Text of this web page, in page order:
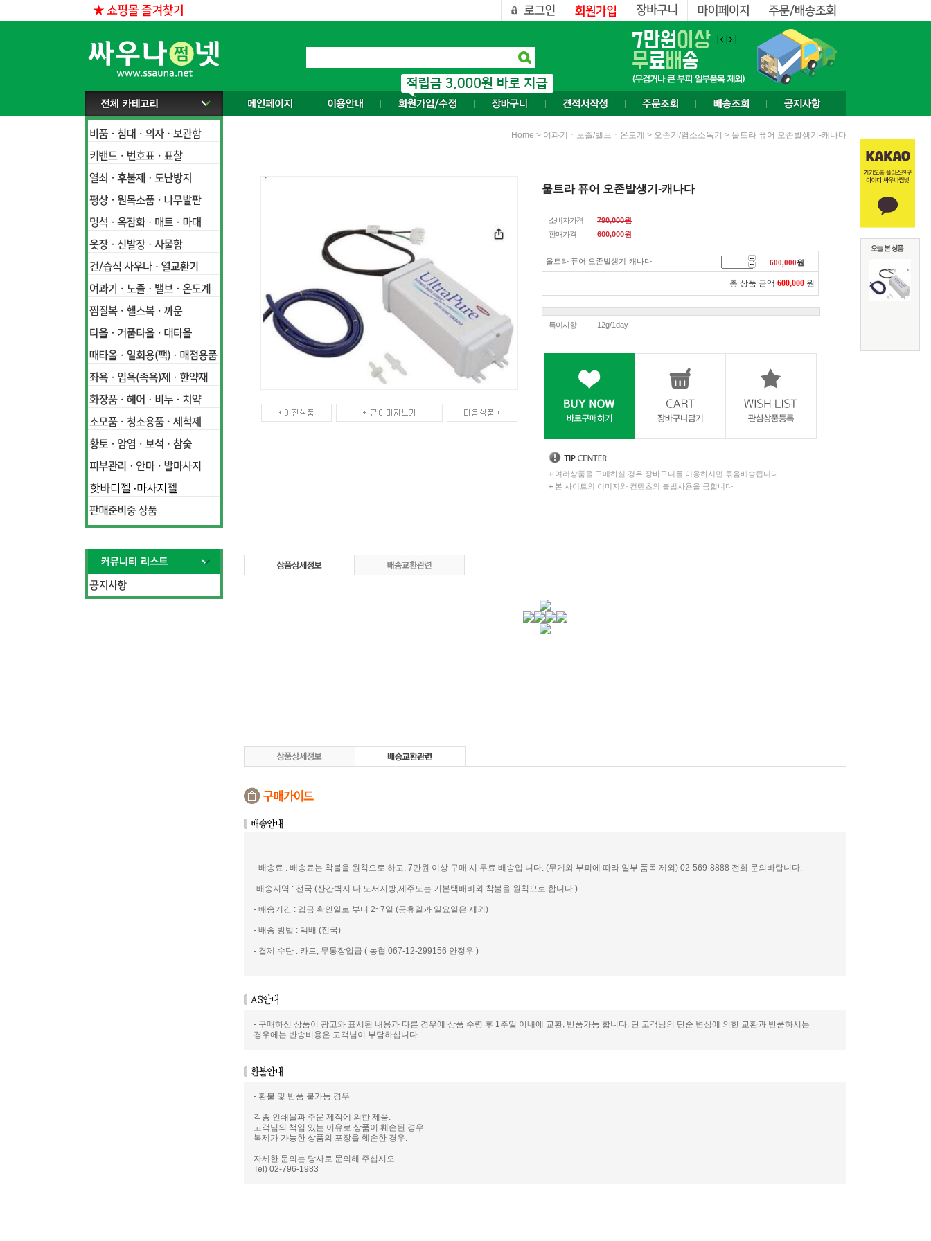
Home > 여과기ㆍ노즐/밸브ㆍ온도계 > 오존기/염소소독기 > 울트라 퓨어 오존발생기-캐나다
울트라 퓨어 오존발생기-캐나다
소비자가격
790,000원
판매가격
600,000원
울트라 퓨어 오존발생기-캐나다 600,000원
총 상품 금액 600,000 원
특이사항 12g/1day
+ 여러상품을 구매하실 경우 장바구니를 이용하시면 묶음배송됩니다.
+ 본 사이트의 이미지와 컨텐츠의 불법사용을 금합니다.
- 배송료 : 배송료는 착불을 원칙으로 하고, 7만원 이상 구매 시 무료 배송입 니다. (무게와 부피에 따라 일부 품목 제외) 02-569-8888 전화 문의바랍니다.
-배송지역 : 전국 (산간벽지 나 도서지방,제주도는 기본택배비외 착불을 원칙으로 합니다.)
- 배송기간 : 입금 확인일로 부터 2~7일 (공휴일과 일요일은 제외)
- 배송 방법 : 택배 (전국)
- 결제 수단 : 카드, 무통장입급 ( 농협 067-12-299156 안정우 )
- 구매하신 상품이 광고와 표시된 내용과 다른 경우에 상품 수령 후 1주일 이내에 교환, 반품가능 합니다. 단 고객님의 단순 변심에 의한 교환과 반품하시는
경우에는 반송비용은 고객님이 부담하십니다.
- 환불 및 반품 불가능 경우
각종 인쇄물과 주문 제작에 의한 제품.
고객님의 책임 있는 이유로 상품이 훼손된 경우.
복제가 가능한 상품의 포장을 훼손한 경우.
자세한 문의는 당사로 문의해 주십시오.
Tel) 02-796-1983